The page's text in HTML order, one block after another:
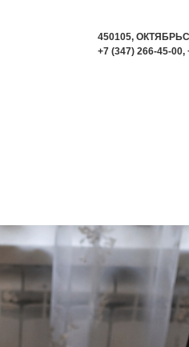
450105,
+7 (347) 266-45-00,